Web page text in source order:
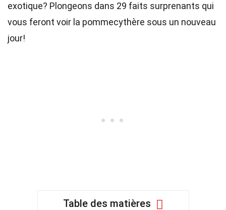
exotique? Plongeons dans 29 faits surprenants qui
vous feront voir la pommecythère sous un nouveau
jour!
Table des matières